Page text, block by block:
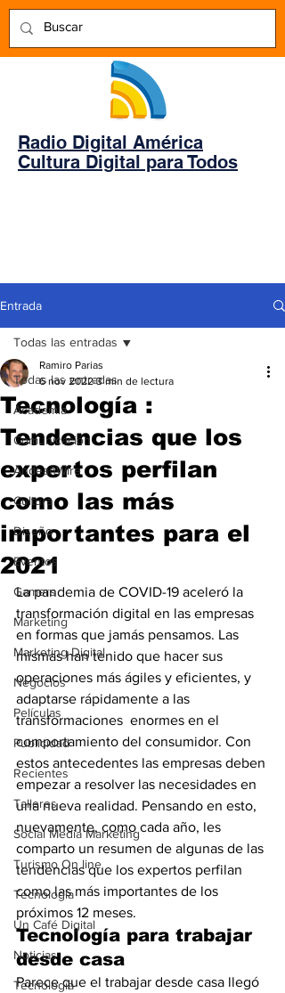
Radio Digital América
Cultura Digital para Todos
Entrada
Todas las entradas
Academia
Comunicación
AndeanWire
Cultura
Diseño
Eventos
Gamers
Marketing
Marketing Digital
Negocios
Películas
Publicidad
Recientes
Talleres
Social Media Marketing
Turismo On line
Tecnología
Un Café Digital
Noticias
Tecnología
Todas las entradas
Tecnología :
Tendencias que los
expertos perfilan
como las más
importantes para el
2021
Ramiro Parias
6 nov 2022 3 min de lectura
La pandemia de COVID-19 aceleró la
transformación digital en las empresas
en formas que jamás pensamos. Las
mismas han tenido que hacer sus
operaciones más ágiles y eficientes, y
adaptarse rápidamente a las
transformaciones  enormes en el
comportamiento del consumidor. Con
estos antecedentes las empresas deben
empezar a resolver las necesidades en
una nueva realidad. Pensando en esto,
nuevamente, como cada año, les
comparto un resumen de algunas de las
tendencias que los expertos perfilan
como las más importantes de los
próximos 12 meses.
Tecnología para trabajar
desde casa
Parece que el trabajar desde casa llegó